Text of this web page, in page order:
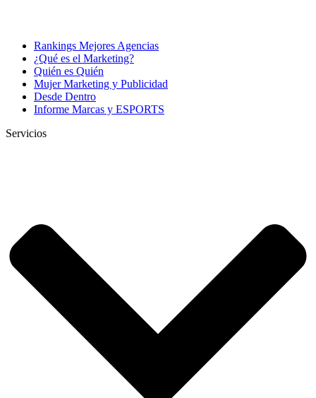
Rankings Mejores Agencias
¿Qué es el Marketing?
Quién es Quién
Mujer Marketing y Publicidad
Desde Dentro
Informe Marcas y ESPORTS
Servicios